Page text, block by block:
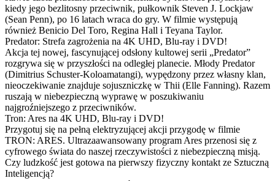
kiedy jego bezlitosny przeciwnik, pułkownik Steven J. Lockjaw
(Sean Penn), po 16 latach wraca do gry. W filmie występują
również Benicio Del Toro, Regina Hall i Teyana Taylor.
Predator: Strefa zagrożenia na 4K UHD, Blu-ray i DVD!
Akcja tej nowej, fascynującej odsłony kultowej serii „Predator”
rozgrywa się w przyszłości na odległej planecie. Młody Predator
(Dimitrius Schuster-Koloamatangi), wypędzony przez własny klan,
nieoczekiwanie znajduje sojuszniczkę w Thii (Elle Fanning). Razem
ruszają w niebezpieczną wyprawę w poszukiwaniu
najgroźniejszego z przeciwników.
Tron: Ares na 4K UHD, Blu-ray i DVD!
Przygotuj się na pełną elektryzującej akcji przygodę w filmie
TRON: ARES. Ultrazaawansowany program Ares przenosi się z
cyfrowego świata do naszej rzeczywistości z niebezpieczną misją.
Czy ludzkość jest gotowa na pierwszy fizyczny kontakt ze Sztuczną
Inteligencją?